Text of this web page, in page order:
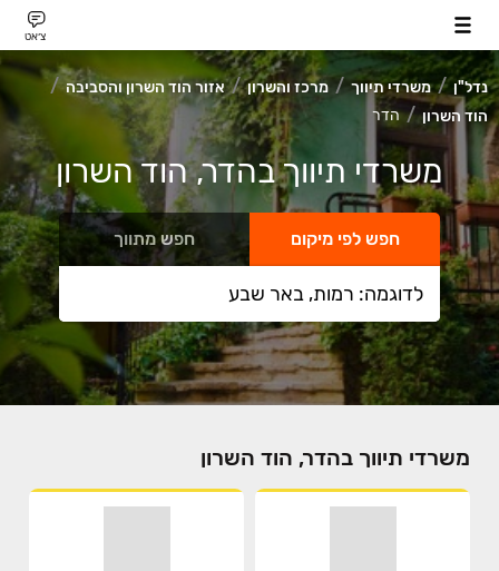
צ׳אט
נדל"ן משרדי תיווך מרכז והשרון
אזור הוד השרון והסביבה
הוד השרון
הדר
משרדי תיווך בהדר, הוד השרון
חפש לפי מיקום חפש מתווך
משרדי תיווך בהדר, הוד השרון